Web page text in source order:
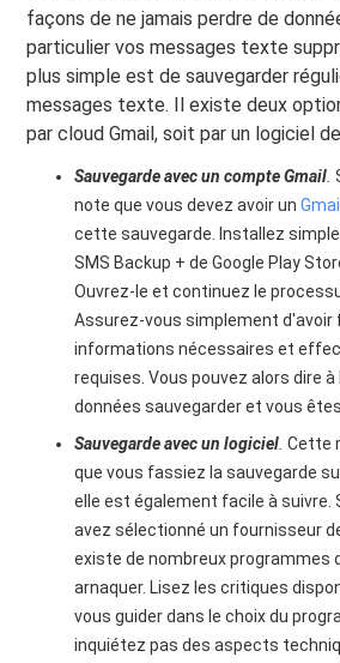
façons de ne jamais perdre de
particulier vos messages texte
plus simple est de sauvegarder
messages texte. Il existe deux
par cloud Gmail, soit par un logiciel
Sauvegarde avec un compte Gmail .
note que vous devez avoir un
cette sauvegarde. Installez
SMS Backup + de Google Play
Ouvrez-le et continuez le
Assurez-vous simplement d'avoir
informations nécessaires et
requises. Vous pouvez alors dire
données sauvegarder et vous
Sauvegarde avec un logiciel .Cette
que vous fassiez la sauvegarde
elle est également facile à suivre.
avez sélectionné un fournisseur
existe de nombreux programmes
arnaquer. Lisez les critiques
vous guider dans le choix du
inquiétez pas des aspects